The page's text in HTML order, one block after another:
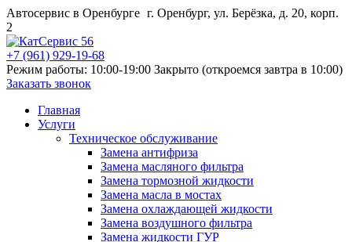
Автосервис в Оренбурге г. Оренбург, ул. Берёзка, д. 20, корп.
2
+7 (961) 929-19-68
Режим работы: 10:00-19:00 Закрыто (откроемся завтра в 10:00)
Заказать звонок
Главная
Услуги
Техническое обслуживание
Замена антифриза
Замена масляного фильтра
Замена тормозной жидкости
Замена масла в мостах
Замена охлаждающей жидкости
Замена воздушного фильтра
Замена жидкости ГУР